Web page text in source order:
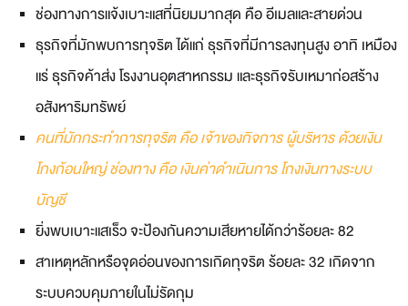
ช่องทางการแจ้งเบาะแสที่นิยมมากสุด คือ อีเมลและสายด่วน
ธุรกิจที่มักพบการทุจริต ได้แก่ ธุรกิจที่มีการลงทุนสูง อาทิ เหมือง
แร่ ธุรกิจค้าส่ง โรงงานอุตสาหกรรม และธุรกิจรับเหมาก่อสร้าง
อสังหาริมทรัพย์
คนที่มักกระทำการทุจริต คือ เจ้าของกิจการ ผู้บริหาร ด้วยเงิน
โกงก้อนใหญ่ ช่องทาง คือ เงินค่าดำเนินการ โกงเงินทางระบบ
บัญชี
ยิ่งพบเบาะแสเร็ว จะป้องกันความเสียหายได้กว่าร้อยละ 82
สาเหตุหลักหรือจุดอ่อนของการเกิดทุจริต ร้อยละ 32 เกิดจาก
ระบบควบคุมภายในไม่รัดกุม